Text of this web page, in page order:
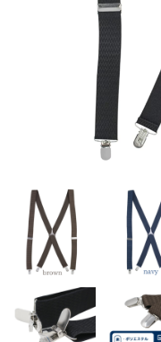
SHAUTLANT
ボディ
財布・革小物
長財布
折り財布